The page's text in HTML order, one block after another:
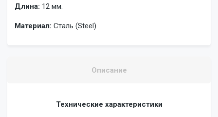
Длина: 12 мм.
Материал: Сталь (Steel)
Описание
Технические характеристики